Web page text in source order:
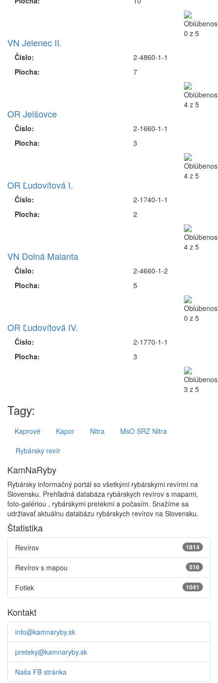
VN Jelenec II.
Číslo:
Plocha:
2-4860-1-1
7
OR Jelšovce
Číslo:
Plocha:
2-1660-1-1
3
OR Ľudovítová I.
Číslo:
Plocha:
2-1740-1-1
2
VN Dolná Malanta
Číslo:
Plocha:
2-4660-1-2
5
OR Ľudovítová IV.
Číslo:
Plocha:
2-1770-1-1
3
Tagy:
Kaprové Kapor Nitra
MsO SRZ Nitra
Rybársky revír
KamNaRyby
Rybársky informačný portál so všetkými rybárskymi revírmi na
Slovensku. Prehľadná databáza rybárskych revírov s mapami,
foto-galériou , rybárskymi pretekmi a počasím. Snažíme sa
udržiavať aktuálnu databázu rybárskych revírov na Slovensku.
Štatistika
1814
Revírov
516
Revírov s mapou
1041
Fotiek
Kontakt
info@kamnaryby.sk
preteky@kamnaryby.sk
Naša FB stránka